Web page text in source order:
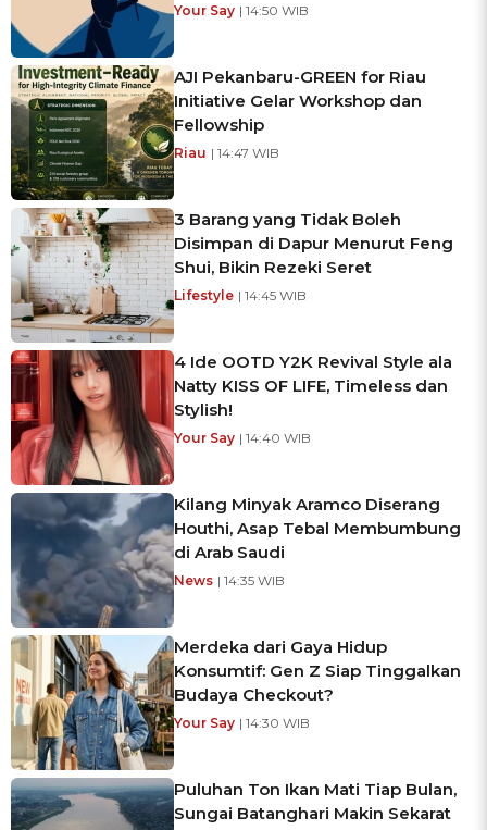
Your Say | 14:50 WIB
AJI Pekanbaru-GREEN for Riau
Initiative Gelar Workshop dan
Fellowship
Riau | 14:47 WIB
3 Barang yang Tidak Boleh
Disimpan di Dapur Menurut Feng
Shui, Bikin Rezeki Seret
Lifestyle | 14:45 WIB
4 Ide OOTD Y2K Revival Style ala
Natty KISS OF LIFE, Timeless dan
Stylish!
Your Say | 14:40 WIB
Kilang Minyak Aramco Diserang
Houthi, Asap Tebal Membumbung
di Arab Saudi
News | 14:35 WIB
Merdeka dari Gaya Hidup
Konsumtif: Gen Z Siap Tinggalkan
Budaya Checkout?
Your Say | 14:30 WIB
Puluhan Ton Ikan Mati Tiap Bulan,
Sungai Batanghari Makin Sekarat